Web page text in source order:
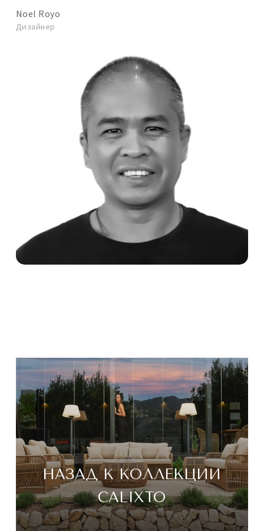
Noel Royo
Дизайнер
НАЗАД К КОЛЛЕКЦИИ
CALIXTO